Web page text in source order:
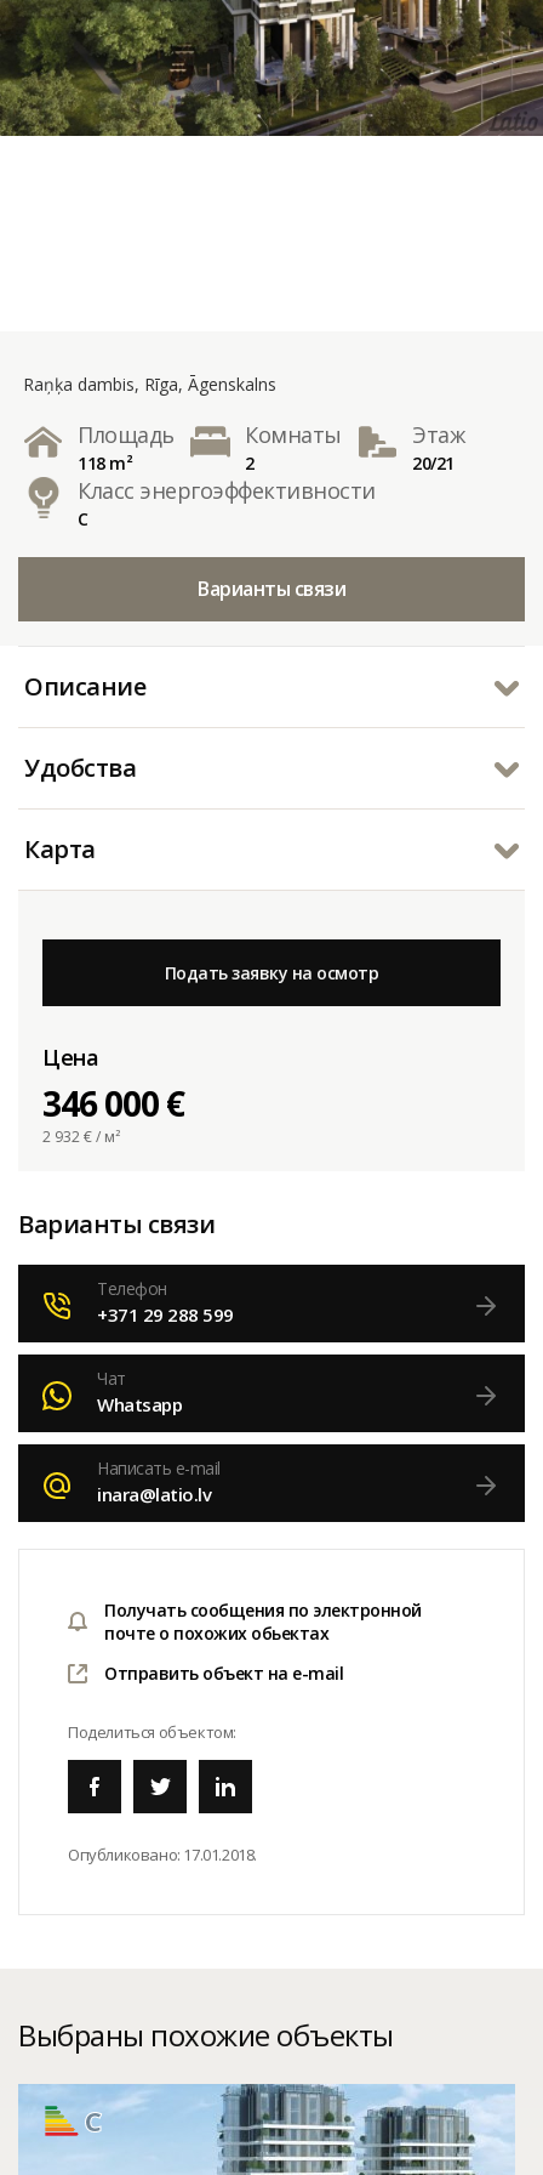
Raņķa dambis, Rīga, Āgenskalns
Площадь
118 m²
Комнаты
2
Этаж
20/21
Класс энергоэффективности
C
Варианты связи
Описание
Удобства
Карта
Подать заявку на осмотр
Цена
346 000 €
2 932€ / м²
Варианты связи
Телефон
+371 29 288 599
Чат
Whatsapp
Написать e-mail
inara@latio.lv
Получать сообщения по электронной
почте о похожих обьектах
Отправить объект на e-mail
Поделиться объектом:
Опубликовано: 17.01.2018.
Выбраны похожие объекты
C